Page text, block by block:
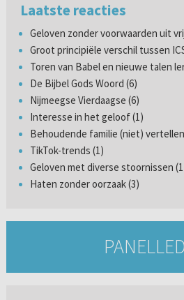
Laatste reacties
Geloven zonder voorwaarden uit
Groot principiële verschil tussen
Toren van Babel en nieuwe talen
De Bijbel Gods Woord (6)
Nijmeegse Vierdaagse (6)
Interesse in het geloof (1)
Behoudende familie (niet)
TikTok-trends (1)
Geloven met diverse stoornissen
Haten zonder oorzaak (3)